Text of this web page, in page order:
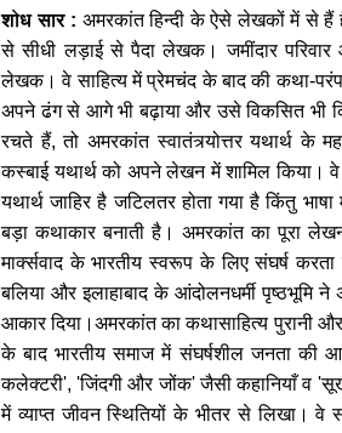
शोध सार : अमरकांत हिन्दी के ऐसे लेखकों में से हैं हैं
से सीधी लड़ाई से पैदा लेखक। जमींदार
लेखक। वे साहित्य में प्रेमचंद के बाद की कथा-
अपने ढंग से आगे भी बढ़ाया और उसे विकसित भी
रचते हैं, तो अमरकांत स्वातंत्र्योत्तर यथार्थ
कस्बाई यथार्थ को अपने लेखन में शामिल
यथार्थ जाहिर है जटिलतर होता गया है किंतु
बड़ा कथाकार बनाती है। अमरकांत का पूरा
मार्क्सवाद के भारतीय स्वरूप के लिए संघर्ष
बलिया और इलाहाबाद के आंदोलनधर्मी पृष्ठभूमि
आकार दिया।अमरकांत का कथासाहित्य पुरानी
के बाद भारतीय समाज में संघर्षशील जनता की
कलेक्टरी', 'जिंदगी और जोंक' जैसी कहानियाँ व
में व्याप्त जीवन स्थितियों के भीतर से लिखा। वे